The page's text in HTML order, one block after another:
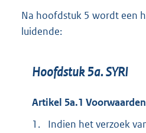
Na hoofdstuk 5 wordt een
luidende:
Hoofdstuk 5a. SYRI
Artikel 5a.1
1.
Indien het verzoek